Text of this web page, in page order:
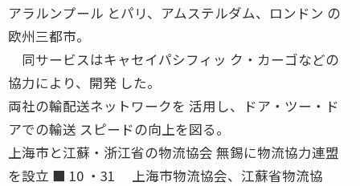
アラルンプール とパリ、アムステルダム、ロンドン の
欧州三都市。
同サービスはキャセイパシフィッ ク・カーゴなどの
協力により、開発 した。
両社の輸配送ネットワークを 活用し、ドア・ツー・ド
アでの輸送 スピードの向上を図る。
上海市と江蘇・浙江省の物流協会 無錫に物流協力連盟
を設立 ■ 10 ・31 上海市物流協会、江蘇省物流協